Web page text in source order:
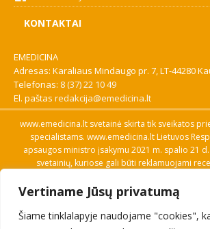
Vertiname Jūsų privatumą
Šiame tinklalapyje naudojame "cookies",
KONTAKTAI
EMEDICINA
Adresas: Karaliaus Mindaugo pr. 7, LT-44280
Telefonas: 8 (37) 22 10 49
El. paštas redakcija@emedicina.lt
www.emedicina.lt svetainė skirta tik sveikatos
specialistams. www.emedicina.lt Lietuvos
apsaugos ministro įsakymu 2021 m. spalio 21
svetainių, kuriose gali būti reklamuojami
savo profesinę kvalifikaciją. Naudingos
pagalbos priemonių kainų paieška, VVKT
priežiūros ar farmacijos specialisto